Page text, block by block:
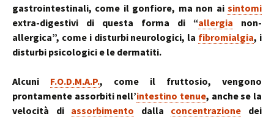
gastrointestinali, come il gonfiore, ma non ai sintomi
extra-digestivi di questa forma di “allergia non-
allergica”, come i disturbi neurologici, la fibromialgia, i
disturbi psicologici e le dermatiti.
Alcuni F.O.D.M.A.P., come il fruttosio, vengono
prontamente assorbiti nell’intestino tenue, anche se la
velocità di assorbimento dalla concentrazione dei